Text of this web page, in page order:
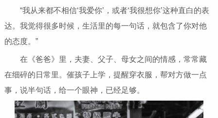
“我从来都不相信‘我爱你’，或者‘我很想你’这种直白的表
达。我觉得很多时候，生活里的每一句话，就包含了你对他
的态度。”
在《爸爸》里，夫妻、父子、母女之间的情感，常常藏
在细碎的日常里。催孩子上学，提醒穿衣服，帮对方做一点
事，说半句话，给一个眼神，已经足够。